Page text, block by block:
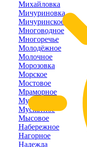
Михайловка
Мичуриновка
Мичуринское
Многоводное
Многоречье
Молодёжное
Молочное
Морозовка
Морское
Мостовое
Мраморное
Муромское
Мускатное
Мысовое
Набережное
Нагорное
Надежда